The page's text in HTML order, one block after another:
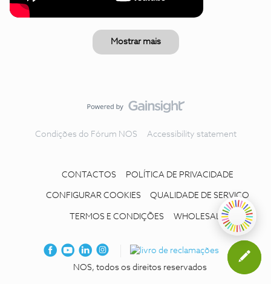
Mostrar mais
Condições do Fórum NOS Accessibility statement
CONTACTOS POLÍTICA DE PRIVACIDADE
CONFIGURAR COOKIES QUALIDADE DE SERVIÇO
TERMOS E CONDIÇÕES WHOLESALE
NOS, todos os direitos reservados